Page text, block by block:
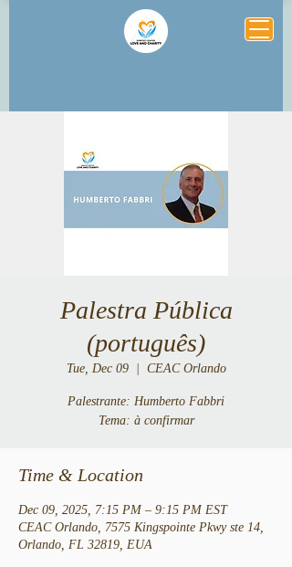
Palestra Pública
(português)
Tue, Dec 09
  |
CEAC Orlando
Palestrante: Humberto Fabbri
Tema: à confirmar
Time & Location
Dec 09, 2025, 7:15 PM – 9:15 PM EST
CEAC Orlando, 7575 Kingspointe Pkwy ste 14,
Orlando, FL 32819, EUA